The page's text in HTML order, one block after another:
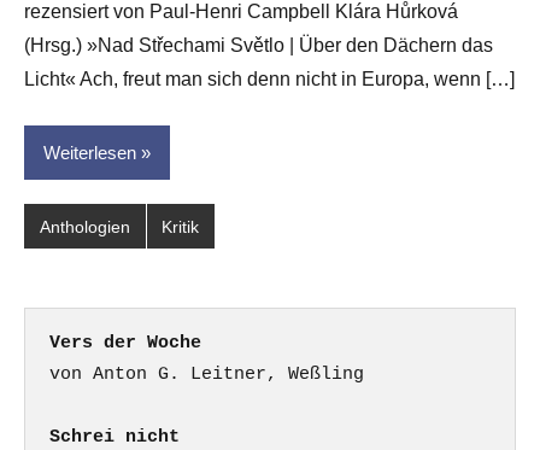
Leitner
rezensiert von Paul-Henri Campbell Klára Hůrková
(Hrsg.) »Nad Střechami Světlo | Über den Dächern das
Licht« Ach, freut man sich denn nicht in Europa, wenn […]
Weiterlesen
Anthologien Kritik
Vers der Woche
Schrei nicht